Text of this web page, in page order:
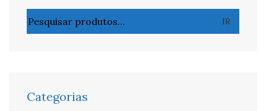
por:
IR
Categorias